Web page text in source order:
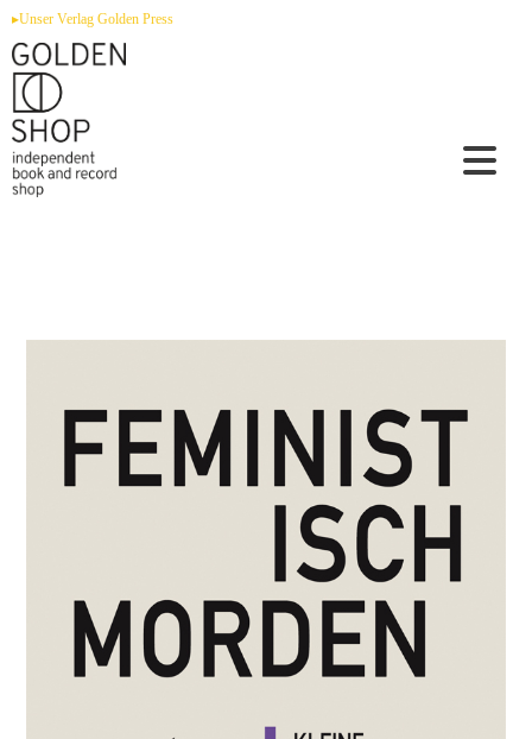
Zum
springen
▸Unser Verlag Golden Press